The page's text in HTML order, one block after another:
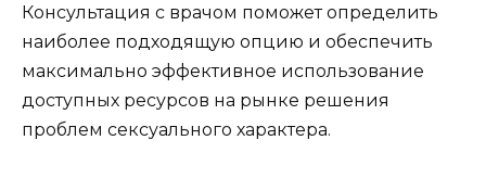
Консультация с врачом поможет определить
наиболее подходящую опцию и обеспечить
максимально эффективное использование
доступных ресурсов на рынке решения
проблем сексуального характера.